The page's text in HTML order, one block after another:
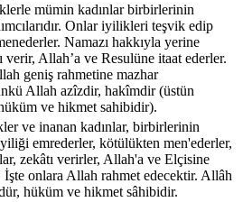
mümin kadınlar birbirlerinin
Onlar iyilikleri teşvik edip
Namazı hakkıyla yerine
verir, Allah’a ve Resulüne itaat ederler.
geniş rahmetine mazhar
Allah azîzdir, hakîmdir (üstün
ve hikmet sahibidir).
ve inanan kadınlar, birbirlerinin
emrederler, kötülükten men'ederler,
zekâtı verirler, Allah'a ve Elçisine
İşte onlara Allah rahmet edecektir. Allâh
hüküm ve hikmet sâhibidir.